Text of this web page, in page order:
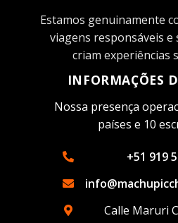
Estamos genuinamente
viagens responsáveis ​​e
criam experiências
INFORMAÇÕES
Nossa presença
países e 10
+51 919
Calle Maruri